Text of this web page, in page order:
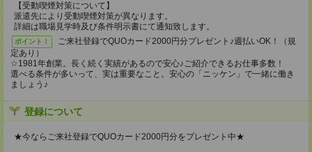
【受動喫煙対策について】
派遣先により受動喫煙対策が異なります。
詳細は職場見学時及び条件明示書にて通知致します。
ポイント！
ご来社登録でQUOカード2000円分プレゼント♪週払いOK！（規
定あり）
☆1981年創業。長く続く実績があるので安心♪ご紹介できるお仕事多数！
選べる条件が多いって、実は重要なこと。安心の「ニッケン」で一緒に働き
ましょう♪
登録について
★今ならご来社登録でQUOカード2000円分をプレゼント中★